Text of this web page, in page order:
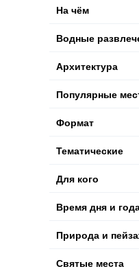
На чём
Водные
Архитектура
Популярные
Формат
Тематические
Для кого
Время дня и
Природа и
Святые места